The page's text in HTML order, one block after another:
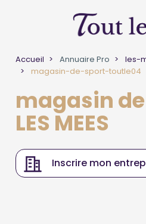
Accueil Annuaire Pro
les-
magasin-de-sport-toutle04
magasin
LES MEES
Inscrire mon